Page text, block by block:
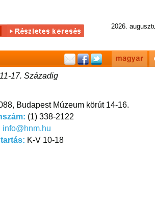
2026.
17. Századig
Budapest Múzeum körút 14-16.
(1) 338-2122
info@hnm.hu
K-V 10-18